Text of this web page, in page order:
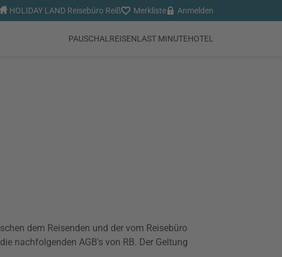
HOLIDAY LAND Reisebüro Reiß Merkliste Anmelden
PAUSCHALREISENLAST MINUTEHOTEL
dem Reisenden und der vom Reisebüro
nachfolgenden AGB's von RB. Der Geltung